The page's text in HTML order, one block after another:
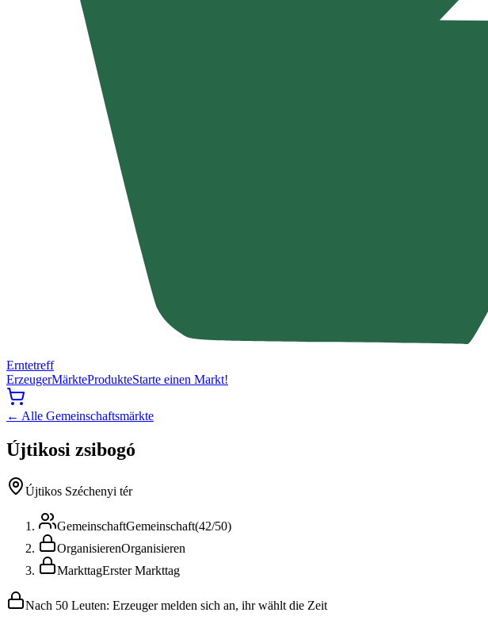
Erntetreff
ErzeugerMärkteProdukteStarte einen Markt!
← Alle Gemeinschaftsmärkte
Újtikosi zsibogó
Újtikos Széchenyi tér
GemeinschaftGemeinschaft(42/50)
OrganisierenOrganisieren
MarkttagErster Markttag
Nach 50 Leuten: Erzeuger melden sich an, ihr wählt die Zeit